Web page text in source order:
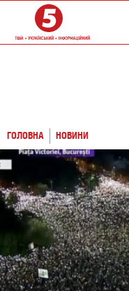
ГОЛОВНА НОВИНИ